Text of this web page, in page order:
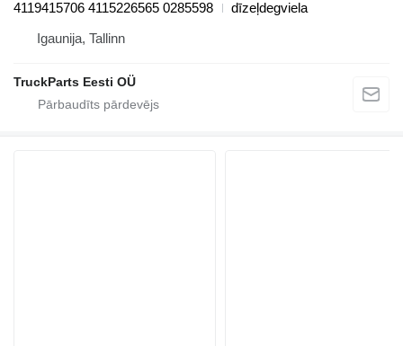
4119415706 4115226565 0285598
dīzeļdegviela
Igaunija, Tallinn
TruckParts Eesti OÜ